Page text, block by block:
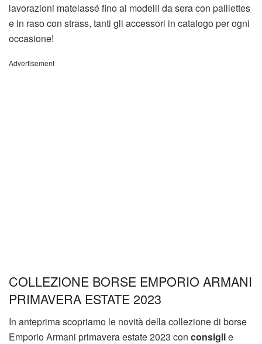
lavorazioni matelassé fino ai modelli da sera con paillettes
e in raso con strass, tanti gli accessori in catalogo per ogni
occasione!
Advertisement
COLLEZIONE BORSE EMPORIO ARMANI
PRIMAVERA ESTATE 2023
In anteprima scopriamo le novità della collezione di borse
Emporio Armani primavera estate 2023 con consiglie